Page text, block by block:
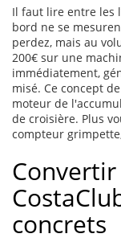
Il faut lire entre les
bord ne se
perdez, mais au
200€ sur une
immédiatement,
misé. Ce concept
moteur de
de croisière. Plus
compteur
concrets